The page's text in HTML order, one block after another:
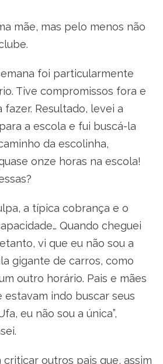
mãe, mas pelo menos não
foi particularmente
Tive compromissos fora e
fazer. Resultado, levei a
a escola e fui buscá-la
da escolinha,
onze horas na escola!
a típica cobrança e o
Quando cheguei
vi que eu não sou a
gigante de carros, como
outro horário. Pais e mães
indo buscar seus
eu não sou a única”,
outros pais que, assim